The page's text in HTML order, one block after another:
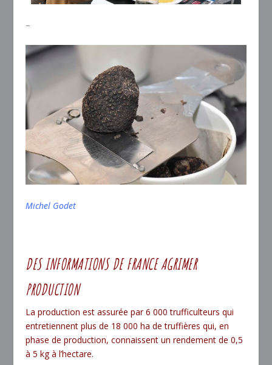
–
Michel Godet
DES INFORMATIONS DE FRANCE AGRIMER
PRODUCTION
La production est assurée par 6 000 trufficulteurs qui
entretiennent plus de 18 000 ha de truffières qui, en
phase de production, connaissent un rendement de 0,5
à 5 kg à l’hectare.